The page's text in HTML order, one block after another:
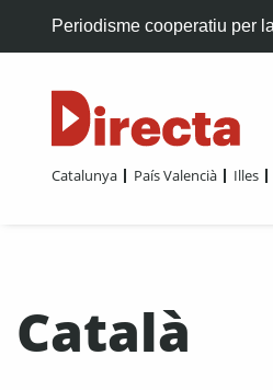
Periodisme cooperatiu per
Catalunya País Valencià Illes
Català